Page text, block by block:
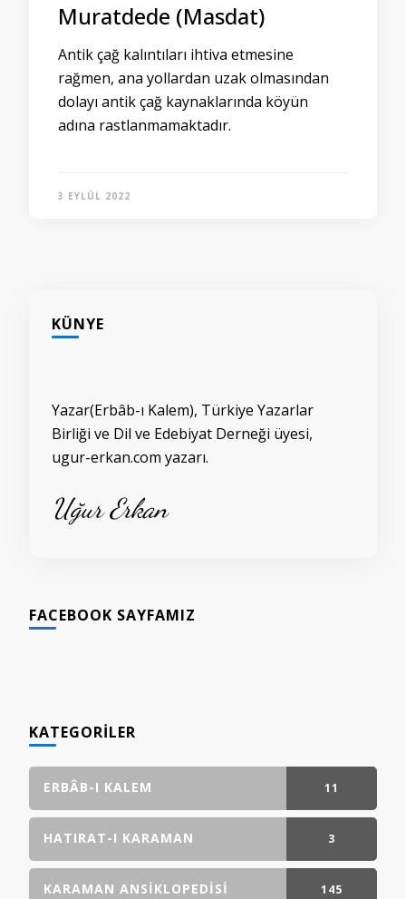
Muratdede (Masdat)
Antik çağ kalıntıları ihtiva etmesine
rağmen, ana yollardan uzak olmasından
dolayı antik çağ kaynaklarında köyün
adına rastlanmamaktadır.
3 EYLÜL 2022
KÜNYE
Yazar(Erbâb-ı Kalem), Türkiye Yazarlar
Birliği ve Dil ve Edebiyat Derneği üyesi,
ugur-erkan.com yazarı.
Uğur Erkan
FACEBOOK SAYFAMIZ
KATEGORILER
ERBÂB-I KALEM 11
GÖNDERI(LER)
HATIRAT-I KARAMAN 3
GÖNDERI(LER)
KARAMAN ANSIKLOPEDISI 145